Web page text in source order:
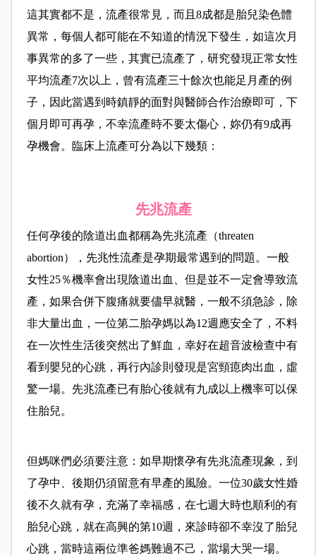
這其實都不是，流產很常見，而且8成都是胎兒染色體
異常，每個人都可能在不知道的情況下發生，如這次月
事異常的多了一些，其實已流產了，研究發現正常女性
平均流產7次以上，曾有流產三十餘次也能足月產的例
子，因此當遇到時鎮靜的面對與醫師合作治療即可，下
個月即可再孕，不幸流產時不要太傷心，妳仍有9成再
孕機會。臨床上流產可分為以下幾類：
先兆流產
任何孕後的陰道出血都稱為先兆流產（threaten
abortion），先兆性流產是孕期最常遇到的問題。一般
女性25％機率會出現陰道出血、但是並不一定會導致流
產，如果合併下腹痛就要儘早就醫，一般不須急診，除
非大量出血，一位第二胎孕媽以為12週應安全了，不料
在一次性生活後突然出了鮮血，幸好在超音波檢查中有
看到嬰兒的心跳，再行內診則發現是宮頸瘜肉出血，虛
驚一場。先兆流產已有胎心後就有九成以上機率可以保
住胎兒。
但媽咪們必須要注意：如早期懷孕有先兆流產現象，到
了孕中、後期仍須留意有早產的風險。一位30歲女性婚
後不久就有孕，充滿了幸福感，在七週大時也順利的有
胎兒心跳，就在高興的第10週，來診時卻不幸沒了胎兒
心跳，當時這兩位準爸媽難過不己，當場大哭一場。